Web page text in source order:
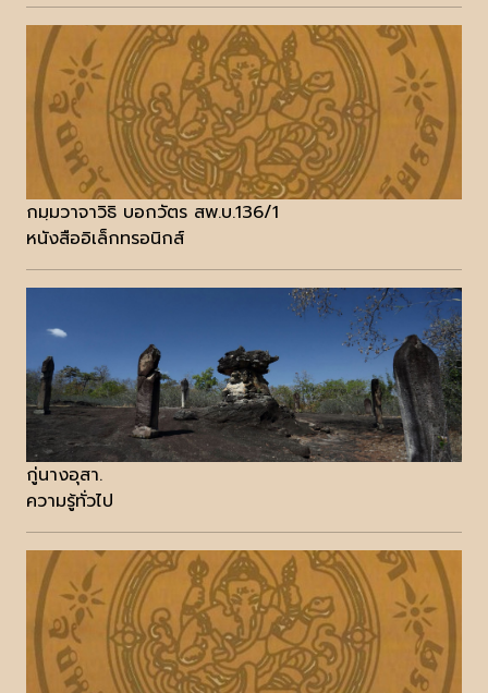
กมฺมวาจาวิธิ บอกวัตร สพ.บ.136/1
หนังสืออิเล็กทรอนิกส์
กู่นางอุสา.
ความรู้ทั่วไป